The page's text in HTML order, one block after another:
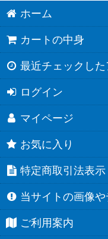
ホーム
カートの中身
最近チェックした
ログイン
マイページ
お気に入り
特定商取引法表示
当サイトの画像
ご利用案内